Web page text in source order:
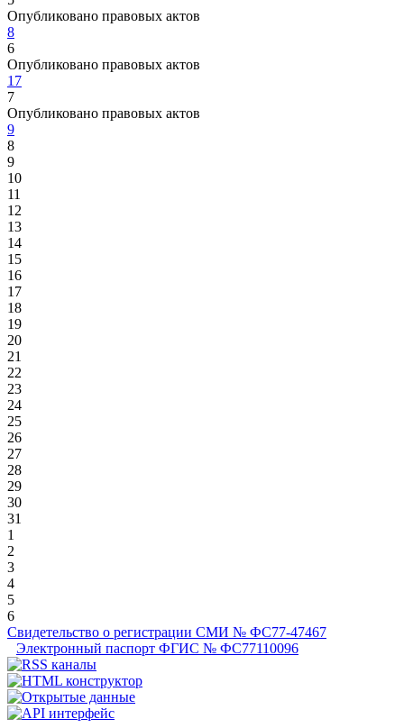
Опубликовано правовых актов
8
6
Опубликовано правовых актов
17
7
Опубликовано правовых актов
9
8
9
10
11
12
13
14
15
16
17
18
19
20
21
22
23
24
25
26
27
28
29
30
31
1
2
3
4
5
6
Свидетельство о регистрации СМИ № ФС77-47467
Электронный паспорт ФГИС № ФС77110096